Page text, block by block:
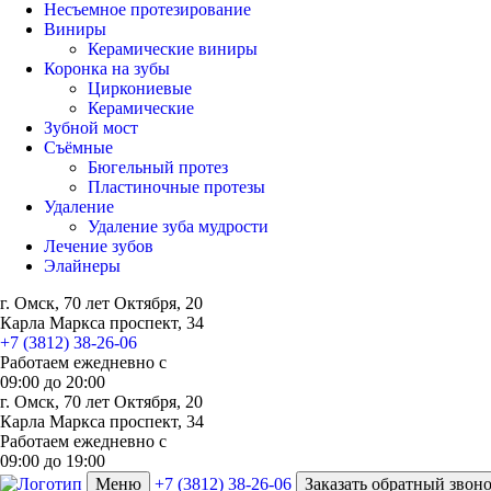
Несъемное протезирование
Виниры
Керамические виниры
Коронка на зубы
Циркониевые
Керамические
Зубной мост
Съёмные
Бюгельный протез
Пластиночные протезы
Удаление
Удаление зуба мудрости
Лечение зубов
Элайнеры
г. Омск, 70 лет Октября, 20
Карла Маркса проспект, 34
+7 (3812) 38-26-06
Работаем ежедневно с
09:00 до 20:00
г. Омск, 70 лет Октября, 20
Карла Маркса проспект, 34
Работаем ежедневно с
09:00 до 19:00
Меню
+7 (3812) 38-26-06 Заказать обратный